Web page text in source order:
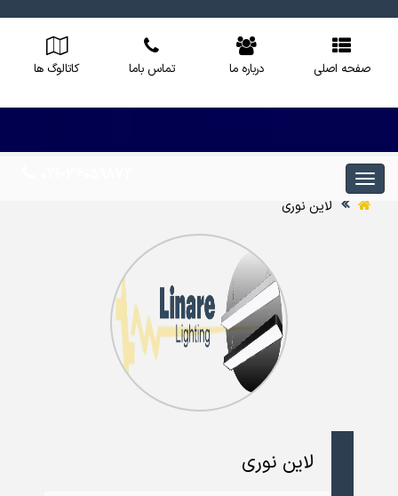
صفحه اصلی درباره ما تماس باما کاتالوگ ها
لاین نوری
لاین نوری